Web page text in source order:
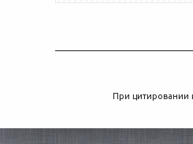
При цитировании